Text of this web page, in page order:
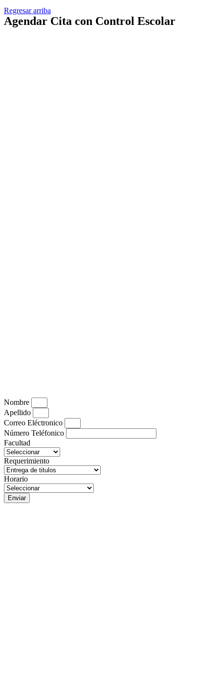
Regresar arriba
Agendar Cita con Control Escolar
Nombre
Apellido
Correo Eléctronico
Número Teléfonico
Facultad
Requerimiento
Horario
Enviar